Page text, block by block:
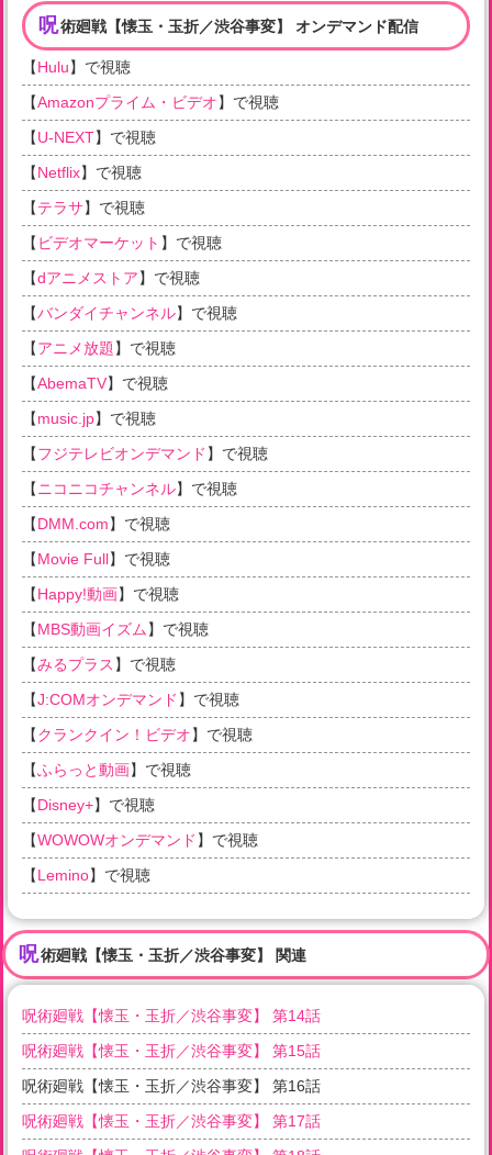
呪術廻戦【懐玉・玉折／渋谷事変】 オンデマンド配信
【Hulu】で視聴
【Amazonプライム・ビデオ】で視聴
【U-NEXT】で視聴
【Netflix】で視聴
【テラサ】で視聴
【 ビデオマーケット 】で視聴
【dアニメストア】で視聴
【バンダイチャンネル】で視聴
【アニメ放題】で視聴
【AbemaTV】で視聴
【music.jp】で視聴
【フジテレビオンデマンド 】で視聴
【ニコニコチャンネル】で視聴
【DMM.com】で視聴
【Movie Full】で視聴
【Happy!動画】で視聴
【MBS動画イズム 】で視聴
【みるプラス 】で視聴
【J:COMオンデマンド 】で視聴
【クランクイン！ビデオ】で視聴
【ふらっと動画】で視聴
【Disney+】で視聴
【WOWOWオンデマンド 】で視聴
【Lemino】で視聴
呪術廻戦【懐玉・玉折／渋谷事変】 関連
呪術廻戦【懐玉・玉折／渋谷事変】 第14話
呪術廻戦【懐玉・玉折／渋谷事変】 第15話
呪術廻戦【懐玉・玉折／渋谷事変】 第16話
呪術廻戦【懐玉・玉折／渋谷事変】 第17話